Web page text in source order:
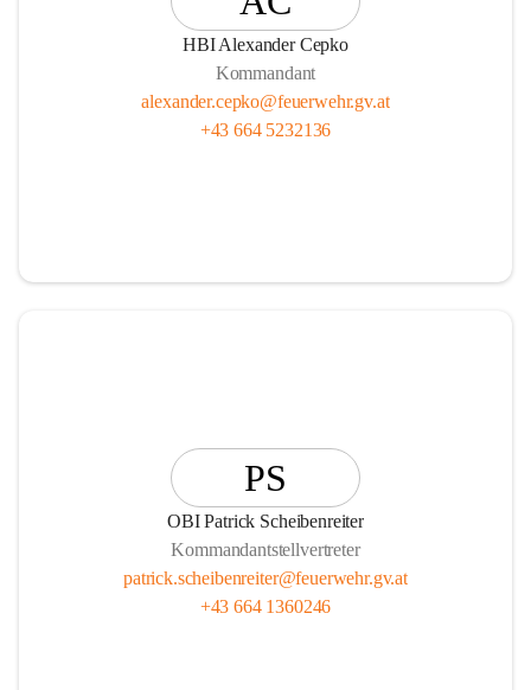
HBI Alexander Cepko
Kommandant
alexander.cepko@feuerwehr.gv.at
+43 664 5232136
PS
OBI Patrick Scheibenreiter
Kommandantstellvertreter
patrick.scheibenreiter@feuerwehr.gv.at
+43 664 1360246